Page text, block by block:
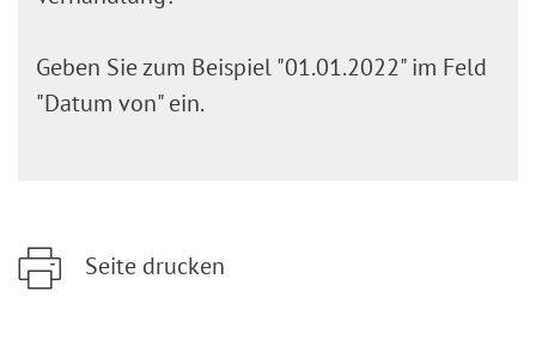
Geben Sie zum Beispiel "01.01.2022" im Feld
"Datum von" ein.
Seite drucken